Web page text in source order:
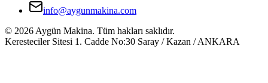
info@aygunmakina.com
© 2026Aygün Makina. Tüm hakları saklıdır.
Keresteciler Sitesi 1. Cadde No:30 Saray / Kazan / ANKARA